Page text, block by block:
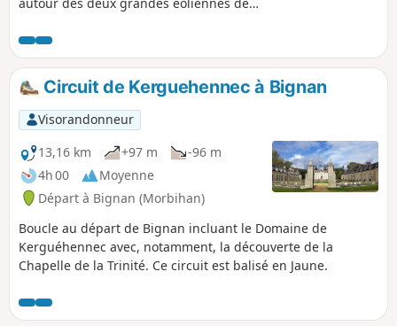
Sainte-Nolwenn. Ce circuit est balisé en
Jaune sous le nom "Circuit des Landes
de Lanvaux".
Circuit de Kerguehennec à Bignan
Visorandonneur
13,16 km
+97 m
-96 m
4h 00
Moyenne
Départ à Bignan (Morbihan)
Boucle au départ de Bignan incluant le Domaine de
Kerguéhennec avec, notamment, la découverte de la
Chapelle de la Trinité. Ce circuit est balisé en Jaune.